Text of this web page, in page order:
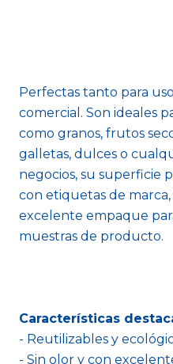
Perfectas tanto para
comercial. Son ideales
como granos, frutos
galletas, dulces o
negocios, su superficie
con etiquetas de
excelente empaque
muestras de producto.
Características
- Reutilizables y
- Sin olor y con